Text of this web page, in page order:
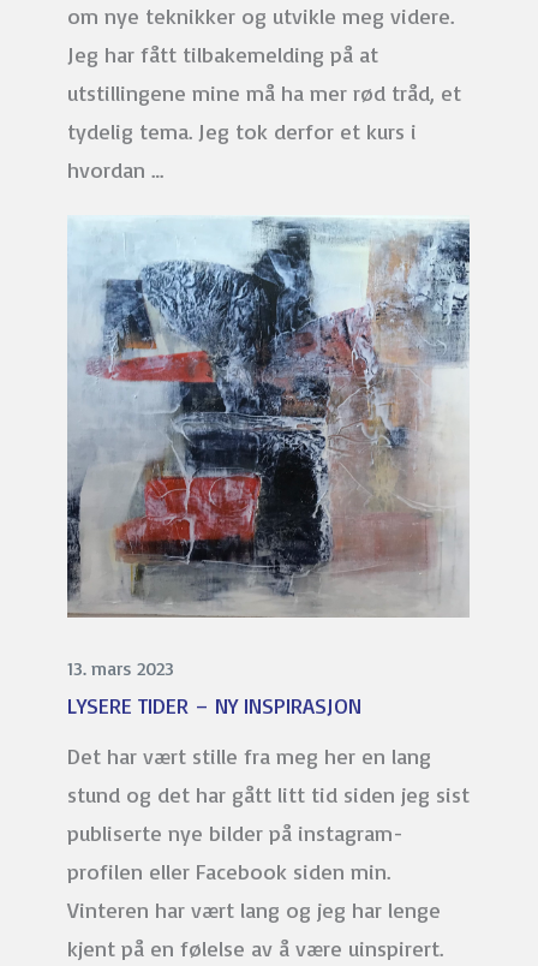
om nye teknikker og utvikle meg videre.
Jeg har fått tilbakemelding på at
utstillingene mine må ha mer rød tråd, et
tydelig tema. Jeg tok derfor et kurs i
hvordan …
13. mars 2023
LYSERE TIDER – NY INSPIRASJON
Det har vært stille fra meg her en lang
stund og det har gått litt tid siden jeg sist
publiserte nye bilder på instagram-
profilen eller Facebook siden min.
Vinteren har vært lang og jeg har lenge
kjent på en følelse av å være uinspirert.